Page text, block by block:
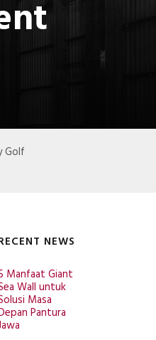
Golf
NEWS
Manfaat Giant
Wall untuk
Masa
Pantura